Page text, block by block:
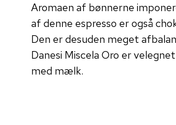
Aromaen af ​​bønnerne
af ​​denne espresso er også
Den er desuden meget
Danesi Miscela Oro er
med mælk.